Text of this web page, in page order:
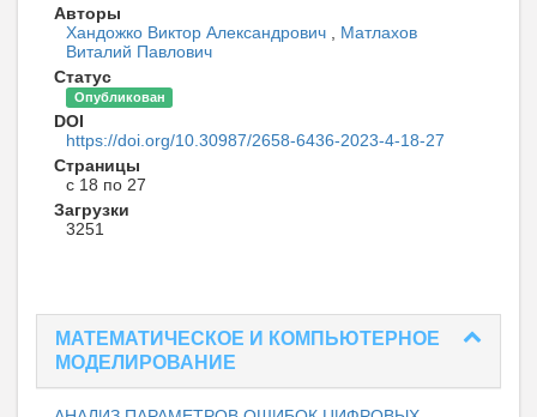
Авторы
Хандожко Виктор Александрович
Матлахов
Виталий Павлович
Статус
Опубликован
DOI
https://doi.org/10.30987/2658-6436-2023-4-18-27
Страницы
с 18 по 27
Загрузки
3251
МАТЕМАТИЧЕСКОЕ И КОМПЬЮТЕРНОЕ
МОДЕЛИРОВАНИЕ